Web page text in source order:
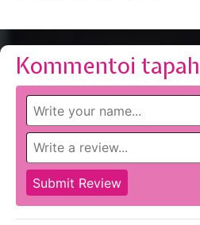
Kommentoi